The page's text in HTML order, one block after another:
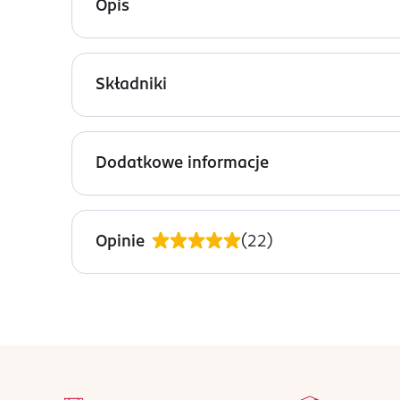
Opis
Energizer, baterie alkaiczne CR2032.
Składniki
brak danych
Dodatkowe informacje
OSTRZEŻENIA DOTYCZĄCE BEZPIECZEŃSTWA
Wkładać poprawnie (+/-). Trzymać z dala od
chemicznych lub możliwej perforacji przełyku.
Opinie (22)